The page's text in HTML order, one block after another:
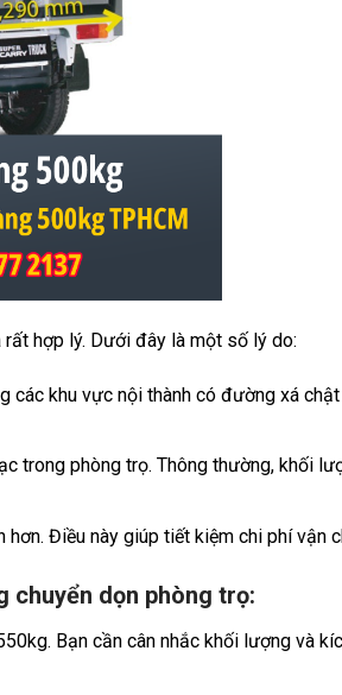
hợp lý. Dưới đây là một số lý do:
khu vực nội thành có đường xá
trong phòng trọ. Thông thường, khối
Điều này giúp tiết kiệm chi phí vận
chuyển dọn phòng trọ:
Bạn cần cân nhắc khối lượng và